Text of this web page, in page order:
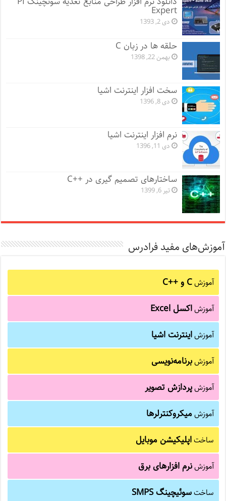
Expert
دی 2, 1393
حلقه ها در زبان C
بهمن 22, 1398
سخت افزار اینترنت اشیا
دی 8, 1396
نرم افزار اینترنت اشیا
دی 11, 1396
ساختارهای تصمیم گیری در ++C
تیر 6, 1399
آموزش‌های مفید فرادرس
آموزشC و C++‎
آموزشاکسل Excel
آموزشاینترنت اشیا
آموزشبرنامه‌نویسی
آموزشپردازش تصویر
آموزشمیکروکنترلرها
ساختاپلیکیشن موبایل
آموزشنرم افزارهای برق
ساختسوئیچینگ SMPS